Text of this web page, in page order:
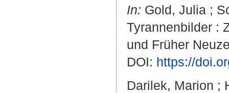
In: Gold, Julia ;
Tyrannenbilder :
und Früher
DOI: https://
Darilek, Marion ;